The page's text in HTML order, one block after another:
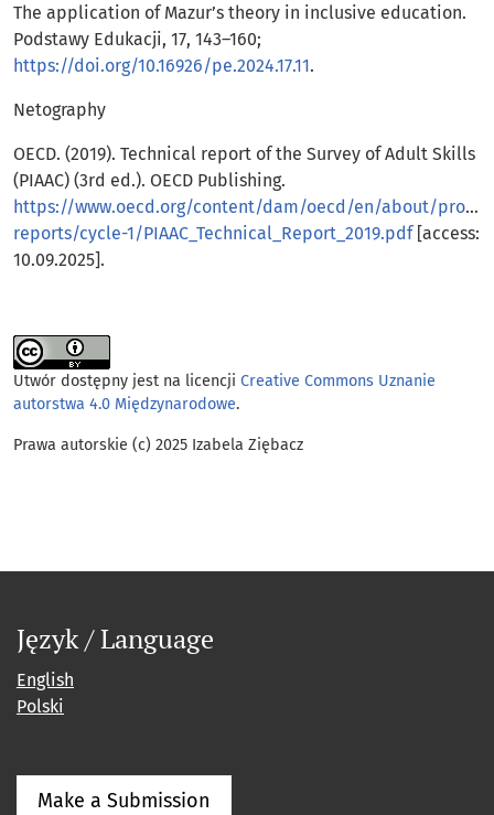
The application of Mazur’s theory in inclusive education.
Podstawy Edukacji, 17, 143–160;
https://doi.org/10.16926/pe.2024.17.11.
Netography
OECD. (2019). Technical report of the Survey of Adult Skills
(PIAAC) (3rd ed.). OECD Publishing.
https://www.oecd.org/content/dam/oecd/en/about/
reports/cycle-1/PIAAC_Technical_Report_2019.pdf[access:
10.09.2025].
Utwór dostępny jest na licencji Creative Commons Uznanie
autorstwa 4.0 Międzynarodowe.
Prawa autorskie (c) 2025 Izabela Ziębacz
Język / Language
English
Polski
Make a Submission